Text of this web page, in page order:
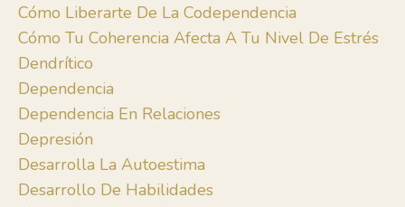
Cómo Liberarte De La Codependencia
Cómo Tu Coherencia Afecta A Tu Nivel De Estrés
Dendrítico
Dependencia
Dependencia En Relaciones
Depresión
Desarrolla La Autoestima
Desarrollo De Habilidades